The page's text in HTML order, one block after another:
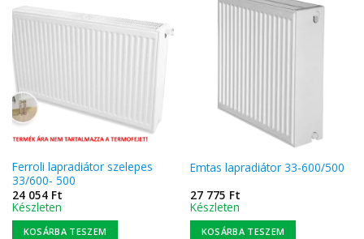
Ferroli lapradiátor szelepes
33/600- 500
24 054 Ft
Készleten
KOSÁRBA TESZEM
Emtas lapradiátor 33-600/500
27 775 Ft
Készleten
KOSÁRBA TESZEM